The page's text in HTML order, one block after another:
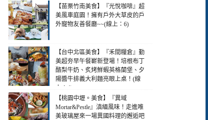
【苗栗竹南美食】『光悅咖啡』超
美風車庭園！擁有戶外大草皮的戶
外寵物友善餐廳~~(線上：6)
【台中北區美食】『禾間糧倉』勤
美超夯早午餐嶄新登場！培根布丁
酪梨牛奶、炙烤鮮蝦英格蘭堡、夕
陽醬牛排義大利麵亮眼上桌！(線
上：4)
【桃園中壢。美食】『異域
Mortar&Pestle』滇緬風味！走進唯
美玻璃屋來一場異國料理的邂逅吧